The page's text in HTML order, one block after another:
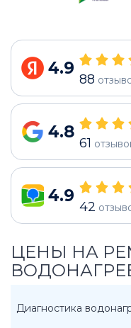
4.9
88
4.8
61
4.9
42
ЦЕНЫ НА
Диагностика